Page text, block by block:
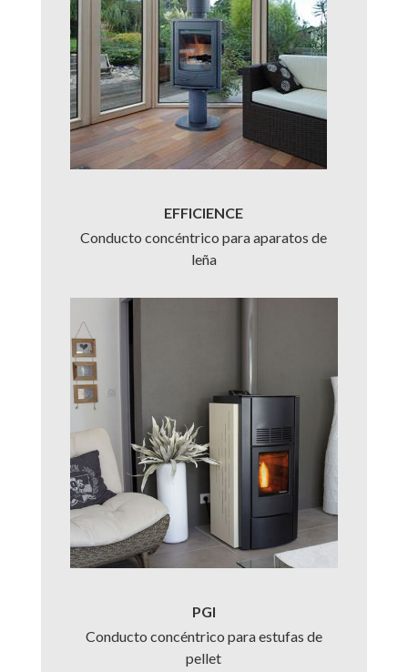
EFFICIENCE
Conducto concéntrico para aparatos de
leña
PGI
Conducto concéntrico para estufas de
pellet